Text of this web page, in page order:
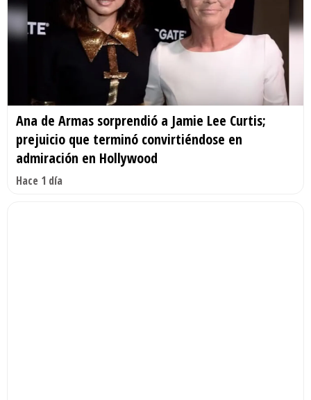
Ana de Armas sorprendió a Jamie Lee Curtis;
prejuicio que terminó convirtiéndose en
admiración en Hollywood
Hace 1 día